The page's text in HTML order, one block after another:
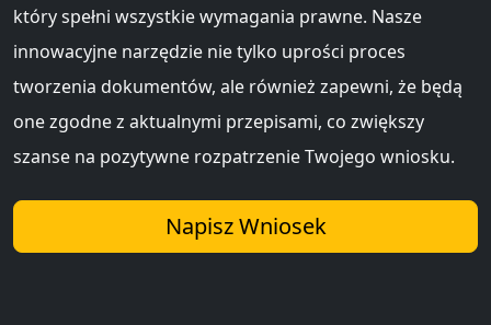
który spełni wszystkie wymagania prawne. Nasze
innowacyjne narzędzie nie tylko uprości proces
tworzenia dokumentów, ale również zapewni, że będą
one zgodne z aktualnymi przepisami, co zwiększy
szanse na pozytywne rozpatrzenie Twojego wniosku.
Napisz Wniosek